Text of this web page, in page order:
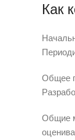
Как
Общее
Общие